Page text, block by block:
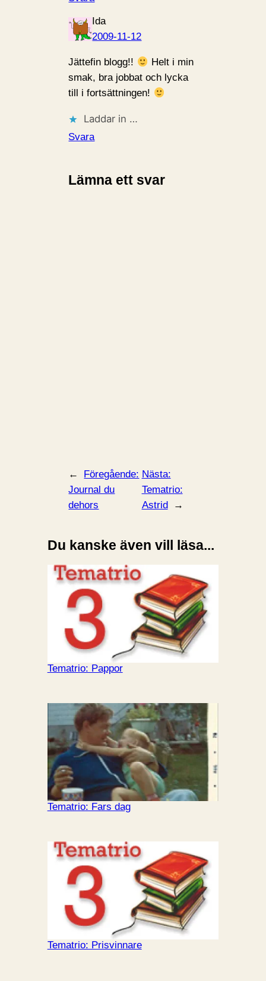
Ida
2009-11-12
Jättefin blogg!!
Helt i min
smak, bra jobbat och lycka
till i fortsättningen!
Laddar in …
Svara
Lämna ett svar
←
Föregående:
Journal du
dehors
Nästa:
Tematrio:
Astrid
→
Du kanske även vill läsa...
Tematrio: Pappor
Tematrio: Fars dag
Tematrio: Prisvinnare